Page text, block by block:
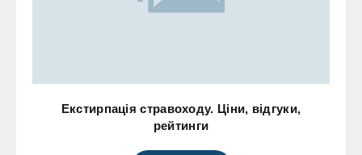
Екстирпація стравоходу. Ціни, відгуки,
рейтинги